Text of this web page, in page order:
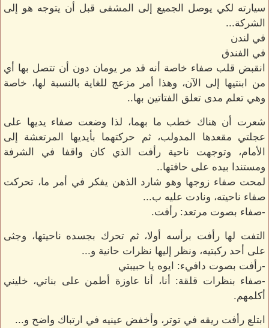
سيارته لكي يوصل الجميع إلى المشفى قبل أن يتوجه هو إلى
الشركة...
في لندن
في الفندق
انقبض قلب صفاء خاصة أنه قد مر يومان دون أن تتصل بها أي
من ابنتيها إلى الآن، وهذا أمر مزعج للغاية بالنسبة لها، خاصة
وهي تعلم مدى تعلق الفتاتين بها..
شعرت أن هناك خطب ما بهما، لذا وضعت صفاء يديها على
عجلتي مقعدها المدولب، ثم حركتهما بأيديها المرتعشة إلى
الأمام، وتوجهت ناحية رأفت الذي كان واقفا في الشرفة
ومستندا بيده على حافتها..
لمحت صفاء زوجها وهو شارد الذهن يفكر في أمر ما، تحركت
صفاء ناحيته، ونادت عليه ب...
-صفاء بصوت مرتعد: رأفت.
التفت لها رأفت برأسه أولا، ثم تحرك بجسده ناحيتها، وجثى
على أحد ركبتيه، ونظر إليها نظرات حانية و...
-رأفت بصوت دافيء: ايوه يا حبيبتي
-صفاء بنظرات قلقة: أنا، أنا عاوزة أطمن على بناتي، خليني
أكلمهم.
ابتلع رأفت ريقه في توتر، وأخفض عينيه في ارتباك واضح و...